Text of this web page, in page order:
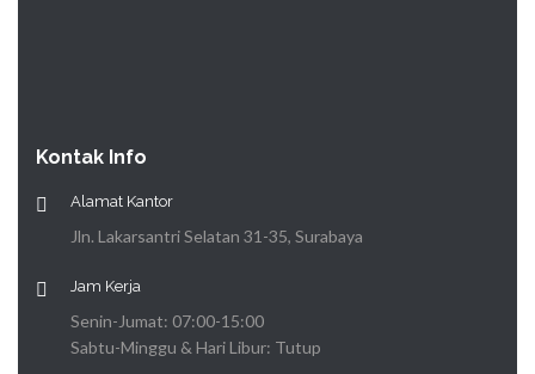
Kontak Info
Alamat Kantor
Jln. Lakarsantri Selatan 31-35, Surabaya
Jam Kerja
Senin-Jumat: 07:00-15:00
Sabtu-Minggu & Hari Libur: Tutup